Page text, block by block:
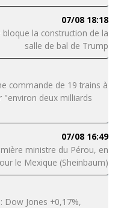
07/08 18:18
la construction de la
salle de bal de Trump
commande de 19 trains à
"environ deux milliards
07/08 16:49
ministre du Pérou, en
le Mexique (Sheinbaum)
Dow Jones +0,17%,